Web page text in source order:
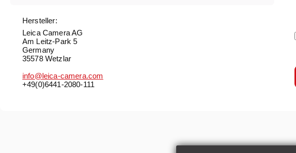
Hersteller:
Leica Camera AG
Am Leitz-Park 5
Germany
35578 Wetzlar
info@leica-camera.com
+49(0)6441-2080-111